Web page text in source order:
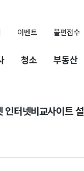
이벤트 불편접수
청소 부동산
터넷비교사이트